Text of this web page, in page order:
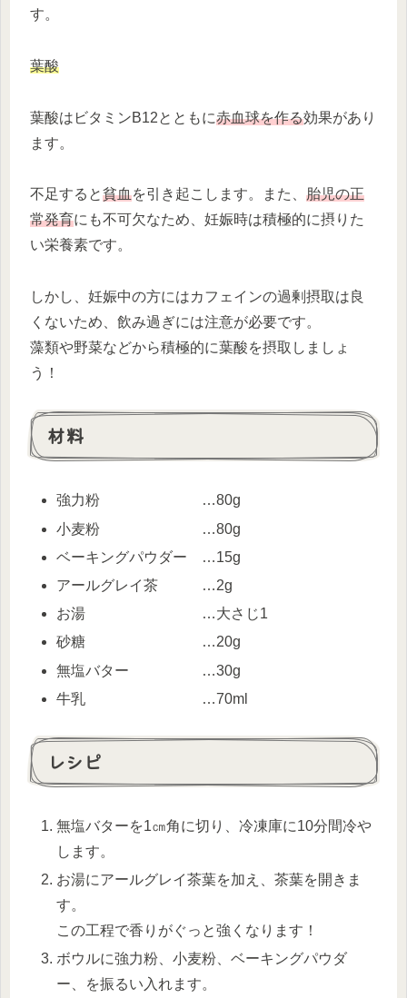
す。
葉酸
葉酸はビタミンB12とともに赤血球を作る効果があり
ます。
不足すると貧血を引き起こします。また、 胎児の正
常発育にも不可欠なため、妊娠時は積極的に摂りた
い栄養素です。
しかし、妊娠中の方にはカフェインの過剰摂取は良
くないため、飲み過ぎには注意が必要です。
藻類や野菜などから積極的に葉酸を摂取しましょ
う！
材料
強力粉 …80g
小麦粉 …80g
ベーキングパウダー …15g
アールグレイ茶 …2g
お湯 …大さじ1
砂糖 …20g
無塩バター …30g
牛乳 …70ml
レシピ
無塩バターを1㎝角に切り、冷凍庫に10分間冷や
します。
お湯にアールグレイ茶葉を加え、茶葉を開きま
す。
この工程で香りがぐっと強くなります！
ボウルに強力粉、小麦粉、ベーキングパウダ
ー、を振るい入れます。